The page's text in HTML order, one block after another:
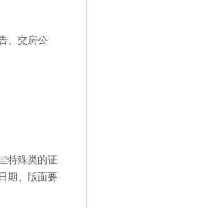
、交房公
特殊类的证
期、版面要